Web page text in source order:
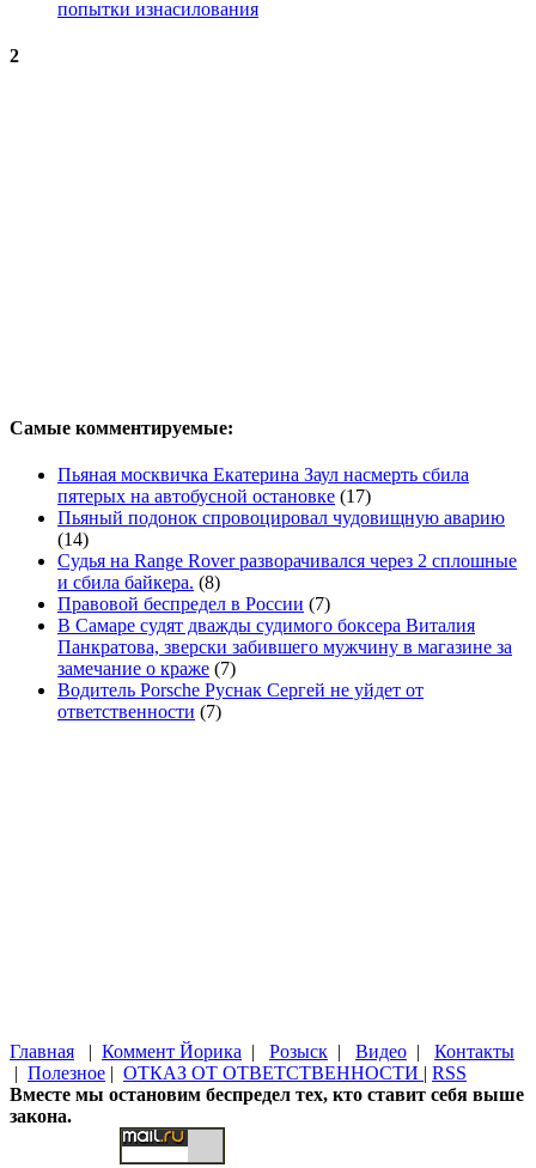
попытки изнасилования
2
Самые комментируемые:
Пьяная москвичка Екатерина Заул насмерть сбила
пятерых на автобусной остановке (17)
Пьяный подонок спровоцировал чудовищную аварию
(14)
Судья на Range Rover разворачивался через 2 сплошные
и сбила байкера. (8)
Правовой беспредел в России (7)
В Самаре судят дважды судимого боксера Виталия
Панкратова, зверски забившего мужчину в магазине за
замечание о краже (7)
Водитель Porsche Руснак Сергей не уйдет от
ответственности (7)
Главная | Коммент Йорика | Розыск | Видео | Контакты
| Полезное | ОТКАЗ ОТ ОТВЕТСТВЕННОСТИ | RSS
Вместе мы остановим беспредел тех, кто ставит себя выше
закона.